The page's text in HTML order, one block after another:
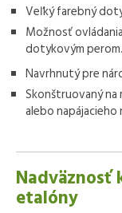
Veľký farebný
Možnosť
dotykovým perom.
Navrhnutý pre
Skonštruovaný
alebo napájacieho
Nadväznosť
etalóny